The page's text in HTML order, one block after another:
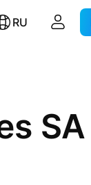
RU
SA